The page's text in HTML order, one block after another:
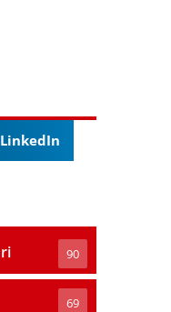
LinkedIn
90
69